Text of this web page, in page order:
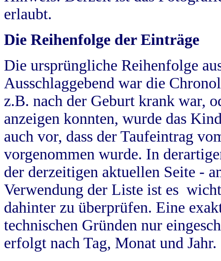
erlaubt.
Die Reihenfolge der Einträge
Die ursprüngliche Reihenfolge
Ausschlaggebend war die
z.B. nach der Geburt krank war,
anzeigen konnten, wurde das
auch vor, dass der Taufeintrag
vorgenommen wurde. In
der derzeitigen aktuellen Seite -
Verwendung der Liste ist es
dahinter zu überprüfen. Eine
technischen Gründen nur
erfolgt nach Tag, Monat und Jahr.